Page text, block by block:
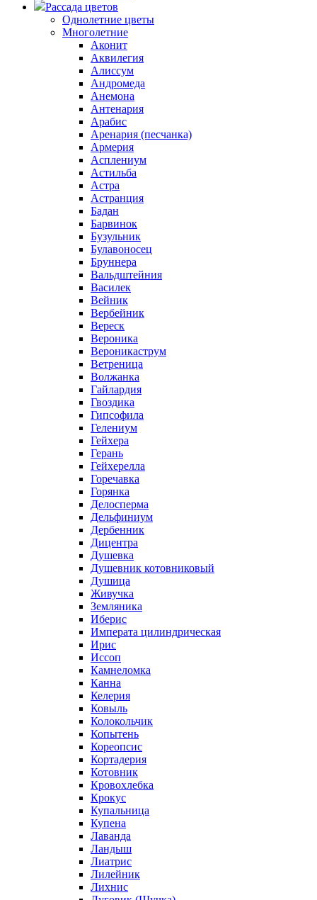
Рассада цветов
Однолетние цветы
Многолетние
Аконит
Аквилегия
Алиссум
Андромеда
Анемона
Антенария
Арабис
Аренария (песчанка)
Армерия
Асплениум
Астильба
Астра
Астранция
Бадан
Барвинок
Бузульник
Булавоносец
Бруннера
Вальдштейния
Василек
Вейник
Вербейник
Вереск
Вероника
Вероникаструм
Ветреница
Волжанка
Гайлардия
Гвоздика
Гипсофила
Гелениум
Гейхера
Герань
Гейхерелла
Горечавка
Горянка
Делосперма
Дельфиниум
Дербенник
Дицентра
Душевка
Душевник котовниковый
Душица
Живучка
Земляника
Иберис
Императа цилиндрическая
Ирис
Иссоп
Камнеломка
Канна
Келерия
Ковыль
Колокольчик
Копытень
Кореопсис
Кортадерия
Котовник
Кровохлебка
Крокус
Купальница
Купена
Лаванда
Ландыш
Лиатрис
Лилейник
Лихнис